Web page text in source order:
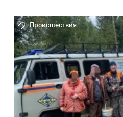
Происшествия